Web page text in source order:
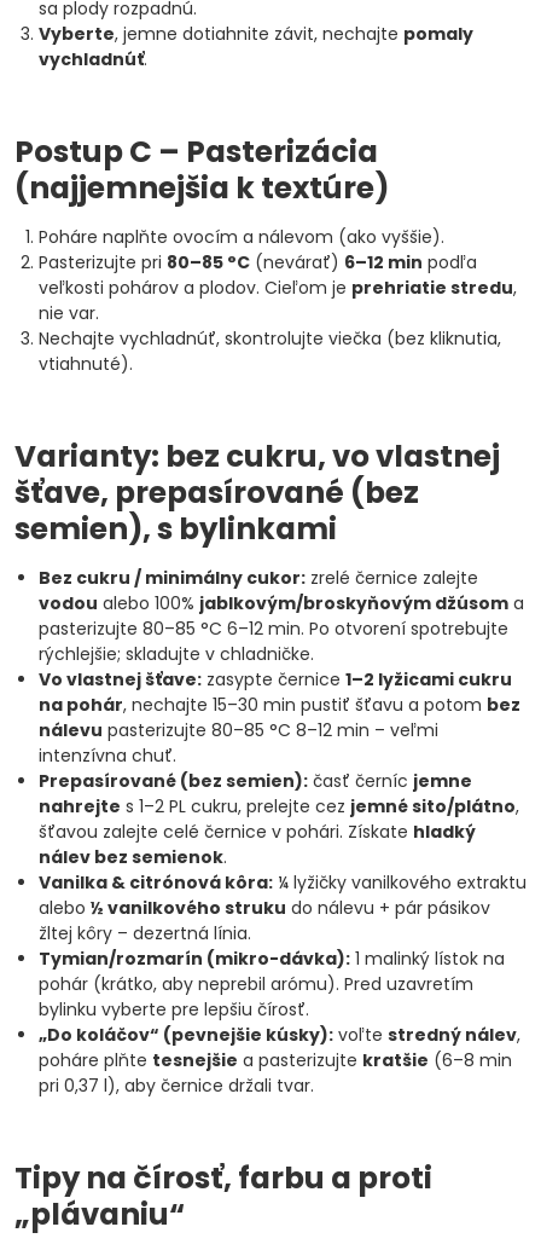
sa plody rozpadnú.
Vyberte, jemne dotiahnite závit, nechajte pomaly
vychladnúť.
Postup C – Pasterizácia
(najjemnejšia k textúre)
Poháre naplňte ovocím a nálevom (ako vyššie).
Pasterizujte pri 80–85 °C (nevárať) 6–12 min podľa
veľkosti pohárov a plodov. Cieľom je prehriatie stredu,
nie var.
Nechajte vychladnúť, skontrolujte viečka (bez kliknutia,
vtiahnuté).
Varianty: bez cukru, vo vlastnej
šťave, prepasírované (bez
semien), s bylinkami
Bez cukru / minimálny cukor: zrelé černice zalejte
vodou alebo 100% jablkovým/broskyňovým džúsom a
pasterizujte 80–85 °C 6–12 min. Po otvorení spotrebujte
rýchlejšie; skladujte v chladničke.
Vo vlastnej šťave: zasypte černice 1–2 lyžicami cukru
na pohár, nechajte 15–30 min pustiť šťavu a potom bez
nálevu pasterizujte 80–85 °C 8–12 min – veľmi
intenzívna chuť.
Prepasírované (bez semien): časť černíc jemne
nahrejte s 1–2 PL cukru, prelejte cez jemné sito/plátno,
šťavou zalejte celé černice v pohári. Získate hladký
nálev bez semienok.
Vanilka & citrónová kôra: ¼ lyžičky vanilkového extraktu
alebo ½ vanilkového struku do nálevu + pár pásikov
žltej kôry – dezertná línia.
Tymian/rozmarín (mikro-dávka): 1 malinký lístok na
pohár (krátko, aby neprebil arómu). Pred uzavretím
bylinku vyberte pre lepšiu čírosť.
„Do koláčov“ (pevnejšie kúsky): voľte stredný nálev,
poháre plňte tesnejšie a pasterizujte kratšie (6–8 min
pri 0,37 l), aby černice držali tvar.
Tipy na čírosť, farbu a proti
„plávaniu“